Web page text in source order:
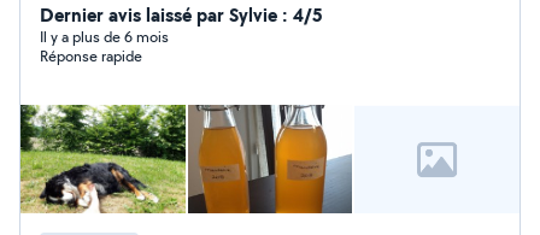
langues étrangères (apprendre/améliorer votre niveau),
- cuisiner, aide aux courses, - vous accompagner avec
mon véhicule lors de RDV, courses, etc... - vous donner
son budget, - couper les cheveux (homme, à la
tondeuse pro) + application couleur femmes, -
m'occuper de vos animaux, - faire du babysitting, - vous
donner des cours de danses ;-) - faire le ménage si
besoin
Dernier avis laissé par Sylvie : 4/5
Il y a plus de 6 mois
Réponse rapide